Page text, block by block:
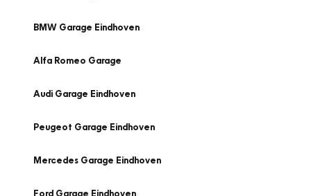
BMW Garage Eindhoven
Alfa Romeo Garage
Audi Garage Eindhoven
Peugeot Garage Eindhoven
Mercedes Garage Eindhoven
Ford Garage Eindhoven